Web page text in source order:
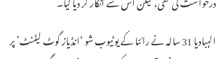
الہبادیا 31 سالہ نے رائنا کے یوٹیوب شو ‘انڈیاز گوٹ لیٹنٹ’ پر